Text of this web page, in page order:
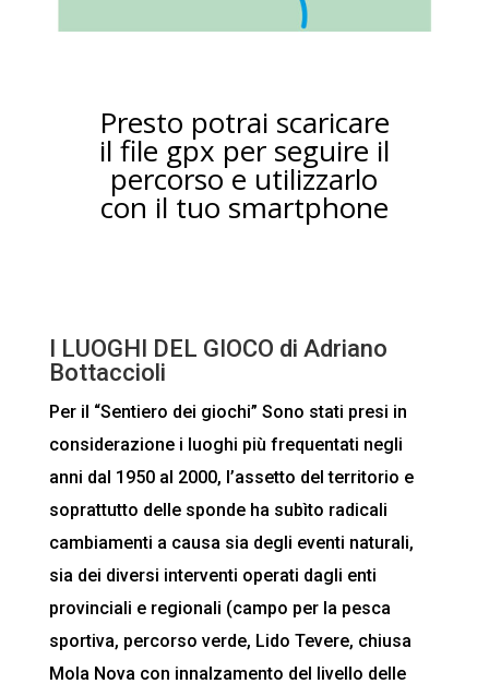
Presto potrai scaricare
il file gpx per seguire il
percorso e utilizzarlo
con il tuo smartphone
I LUOGHI DEL GIOCO di Adriano
Bottaccioli
Per il “Sentiero dei giochi” Sono stati presi in
considerazione i luoghi più frequentati negli
anni dal 1950 al 2000, l’assetto del territorio e
soprattutto delle sponde ha subìto radicali
cambiamenti a causa sia degli eventi naturali,
sia dei diversi interventi operati dagli enti
provinciali e regionali (campo per la pesca
sportiva, percorso verde, Lido Tevere, chiusa
Mola Nova con innalzamento del livello delle